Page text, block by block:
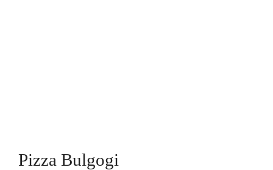
Pizza Bulgogi